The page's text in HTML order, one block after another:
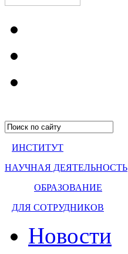
ИНСТИТУТ
НАУЧНАЯ ДЕЯТЕЛЬНОСТЬ
ОБРАЗОВАНИЕ
ДЛЯ СОТРУДНИКОВ
Новости